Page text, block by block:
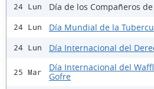
24 Lun Día de los Compañeros
24 Lun Día Mundial de la
24 Lun Día Internacional del
25 Mar
Día Internacional del
Gofre